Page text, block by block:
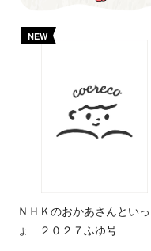
NEW
ＮＨＫのおかあさんとい
ょ ２０２７ふゆ号